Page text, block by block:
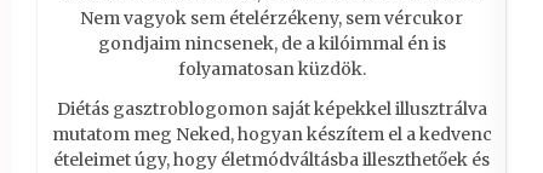
Nem vagyok sem ételérzékeny, sem vércukor
gondjaim nincsenek, de a kilóimmal én is
folyamatosan küzdök.
Diétás gasztroblogomon saját képekkel illusztrálva
mutatom meg Neked, hogyan készítem el a kedvenc
ételeimet úgy, hogy életmódváltásba illeszthetőek és